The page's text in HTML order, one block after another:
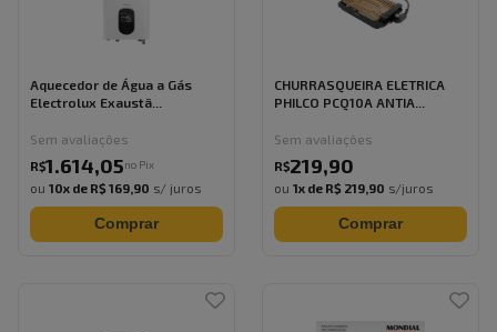
Aquecedor de Água a Gás
Electrolux Exaustã...
Sem avaliações
R$1.614,05no Pix
ou 10x de R$ 169,90 s/ juros
Comprar
CHURRASQUEIRA ELETRICA
PHILCO PCQ10A ANTIA...
Sem avaliações
R$219,90
ou 1x de R$ 219,90 s/juros
Comprar